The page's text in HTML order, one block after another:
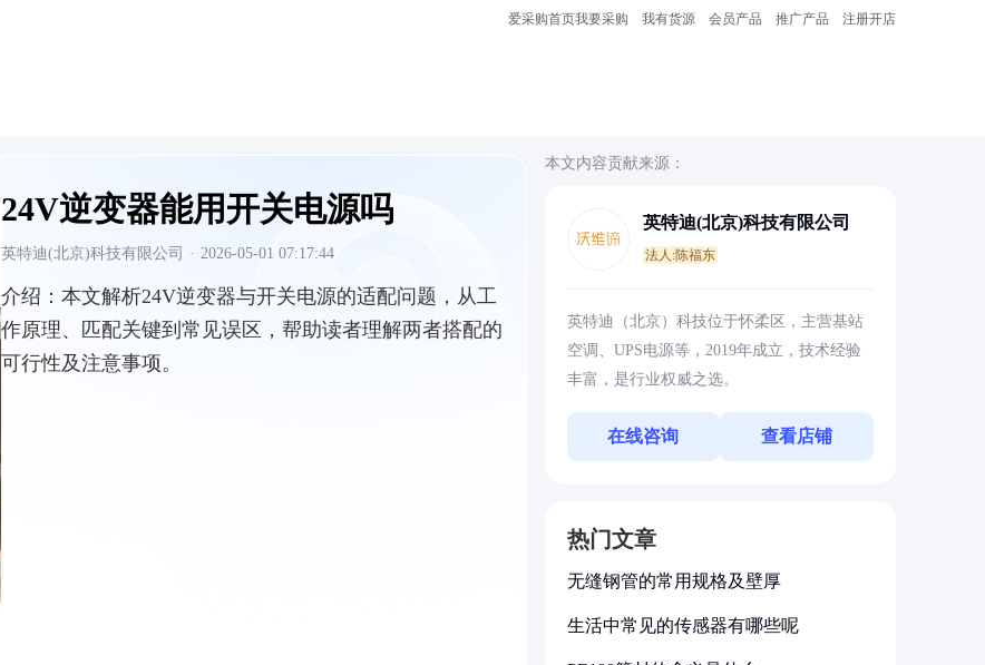
爱采购首页我要采购 我有货源 会员产品 推广产品 注册开店
24V逆变器能用开关电源吗
英特迪(北京)科技有限公司 · 2026-05-01 07:17:44
介绍： 本文解析24V逆变器与开关电源的适配问题，从工
作原理、匹配关键到常见误区，帮助读者理解两者搭配的
可行性及注意事项。
本文内容贡献来源：
英特迪(北京)科技有限公司
法人:陈福东
英特迪（北京）科技位于怀柔区，主营基站
空调、UPS电源等，2019年成立，技术经验
丰富，是行业权威之选。
在线咨询 查看店铺
热门文章
无缝钢管的常用规格及壁厚
生活中常见的传感器有哪些呢